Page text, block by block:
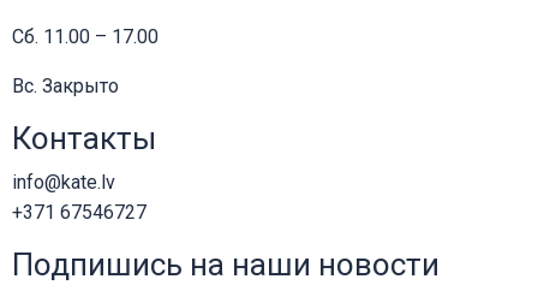
Сб. 11.00 – 17.00
Вс. Закрыто
Контакты
info@kate.lv
+371 67546727
Подпишись на наши новости